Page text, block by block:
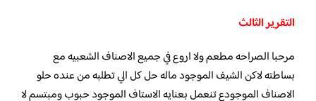
التقرير الثالث
مرحبا الصراحه مطعم ولا اروع في جميع الاصناف الشعبيه مع
بساطته لاكن الشيف الموجود ماله حل كل الي تطلبه من عنده حلو
الاصناف الموجودع تنعمل بعنايه الاستاف الموجود حبوب ومبتسم لا